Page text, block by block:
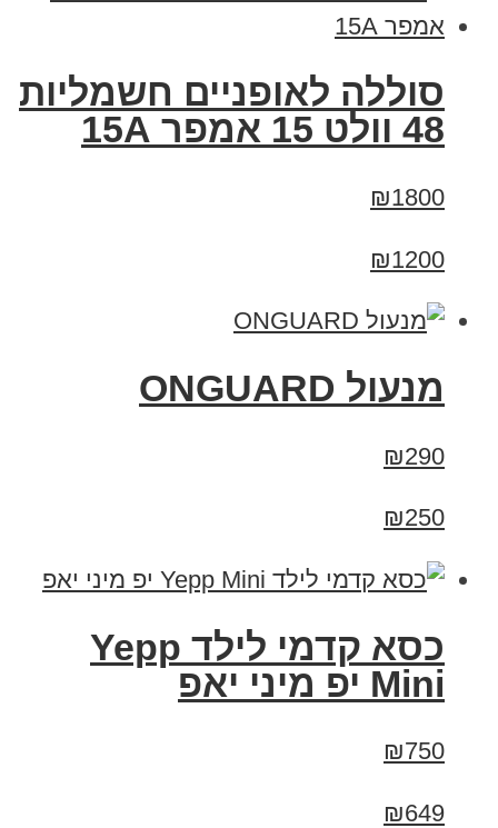
סוללה לאופניים חשמליות
48 וולט 15 אמפר 15A
₪1800
₪1200
מנעול ONGUARD
₪290
₪250
כסא קדמי לילד Yepp
Mini יפ מיני יאפ
₪750
₪649